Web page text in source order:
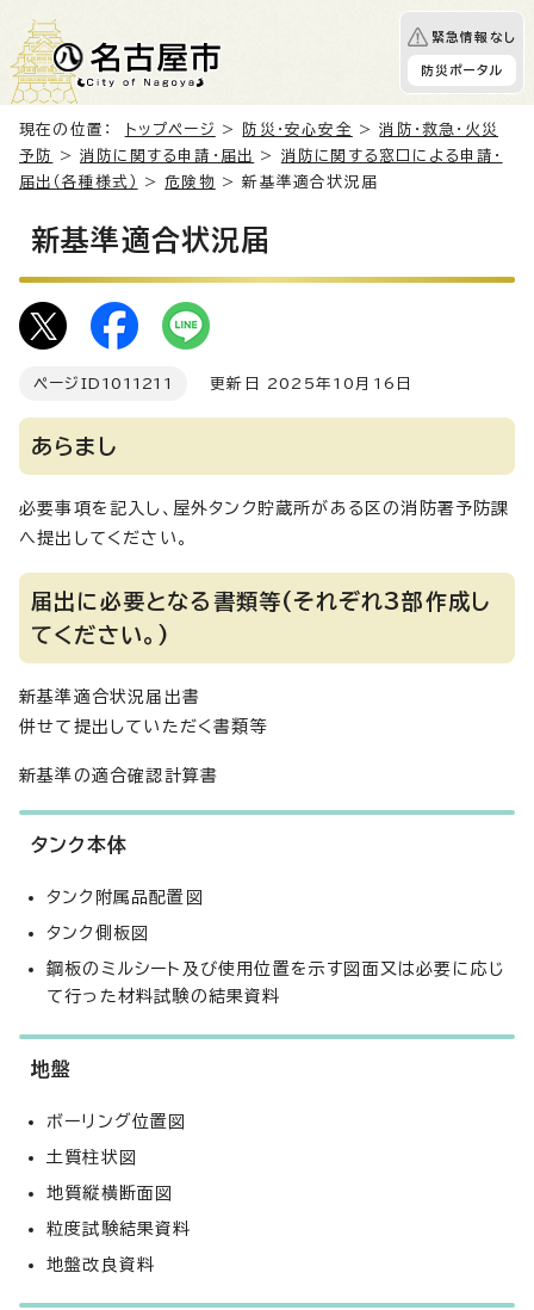
緊急情報なし
防災ポータル
現在の位置： トップページ > 防災・安心安全 >消防・救急・火災
予防
>消防に関する申請・届出 > 消防に関する窓口による申請・
届出（各種様式）
>危険物 > 新基準適合状況届
新基準適合状況届
ページID 1011211 更新日 2025年10月16日
あらまし
必要事項を記入し、屋外タンク貯蔵所がある区の消防署予防課
へ提出してください。
届出に必要となる書類等(それぞれ3部作成し
てください。)
新基準適合状況届出書
併せて提出していただく書類等
新基準の適合確認計算書
タンク本体
タンク附属品配置図
タンク側板図
鋼板のミルシート及び使用位置を示す図面又は必要に応じ
て行った材料試験の結果資料
地盤
ボーリング位置図
土質柱状図
地質縦横断面図
粒度試験結果資料
地盤改良資料